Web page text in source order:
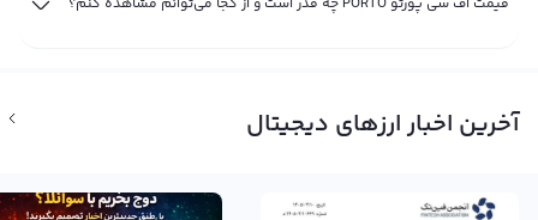
قیمت لحظه ای اف سی پورتو، با نماد تجاری PORTO و نام انگلیسی FC Porto Fan
آخرین اخبار ارزهای دیجیتال